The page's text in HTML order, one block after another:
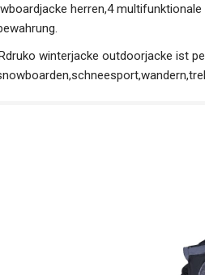
herren,4
winterjacke outdoorjacke ist